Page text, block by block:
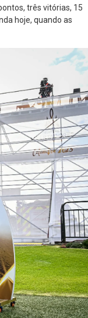
três vitórias, 15
hoje, quando as
R$85,52